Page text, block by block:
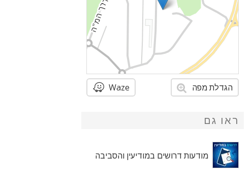
הגדלת מפה Waze
ראו גם
מודעות דרושים במודיעין והסביבה